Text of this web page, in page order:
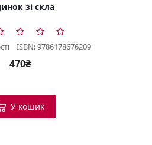
зі скла
ISBN: 9786178676209
470₴
У кошик